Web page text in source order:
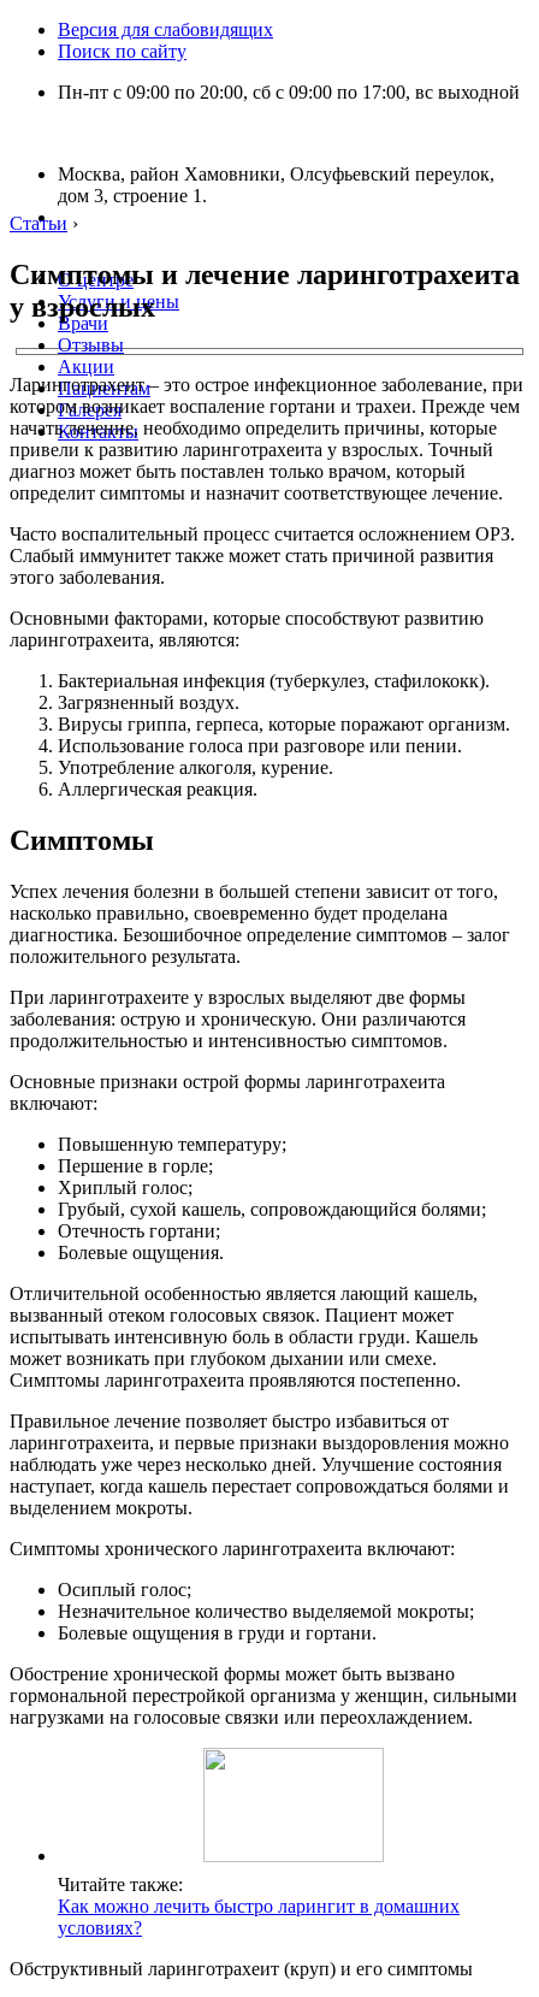
Версия для слабовидящих
Поиск по сайту
Пн-пт с 09:00 по 20:00, сб с 09:00 по 17:00, вс выходной
Москва, район Хамовники, Олсуфьевский переулок,
дом 3, строение 1.
О центре
Услуги и цены
Врачи
Отзывы
Акции
Пациентам
Галерея
Контакты
Статьи ›
Симптомы и лечение ларинготрахеита
у взрослых
Ларинготрахеит – это острое инфекционное заболевание, при
котором возникает воспаление гортани и трахеи. Прежде чем
начать лечение, необходимо определить причины, которые
привели к развитию ларинготрахеита у взрослых. Точный
диагноз может быть поставлен только врачом, который
определит симптомы и назначит соответствующее лечение.
Часто воспалительный процесс считается осложнением ОРЗ.
Слабый иммунитет также может стать причиной развития
этого заболевания.
Основными факторами, которые способствуют развитию
ларинготрахеита, являются:
Бактериальная инфекция (туберкулез, стафилококк).
Загрязненный воздух.
Вирусы гриппа, герпеса, которые поражают организм.
Использование голоса при разговоре или пении.
Употребление алкоголя, курение.
Аллергическая реакция.
Симптомы
Успех лечения болезни в большей степени зависит от того,
насколько правильно, своевременно будет проделана
диагностика. Безошибочное определение симптомов – залог
положительного результата.
При ларинготрахеите у взрослых выделяют две формы
заболевания: острую и хроническую. Они различаются
продолжительностью и интенсивностью симптомов.
Основные признаки острой формы ларинготрахеита
включают:
Повышенную температуру;
Першение в горле;
Хриплый голос;
Грубый, сухой кашель, сопровождающийся болями;
Отечность гортани;
Болевые ощущения.
Отличительной особенностью является лающий кашель,
вызванный отеком голосовых связок. Пациент может
испытывать интенсивную боль в области груди. Кашель
может возникать при глубоком дыхании или смехе.
Симптомы ларинготрахеита проявляются постепенно.
Правильное лечение позволяет быстро избавиться от
ларинготрахеита, и первые признаки выздоровления можно
наблюдать уже через несколько дней. Улучшение состояния
наступает, когда кашель перестает сопровождаться болями и
выделением мокроты.
Симптомы хронического ларинготрахеита включают:
Осиплый голос;
Незначительное количество выделяемой мокроты;
Болевые ощущения в груди и гортани.
Обострение хронической формы может быть вызвано
гормональной перестройкой организма у женщин, сильными
нагрузками на голосовые связки или переохлаждением.
Читайте также:
Как можно лечить быстро ларингит в домашних
условиях?
Обструктивный ларинготрахеит (круп) и его симптомы